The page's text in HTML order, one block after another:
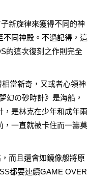
新旋律來獲得不同的神
不同神殿。不過記得，這
的這次復刻之作則完全
當新奇，又或者心領神
幻の砂時計》是海船，
是林克在少年和成年兩
，一直就被卡住而一籌莫
而且還會如鏡像般將原
都要連續GAME OVER